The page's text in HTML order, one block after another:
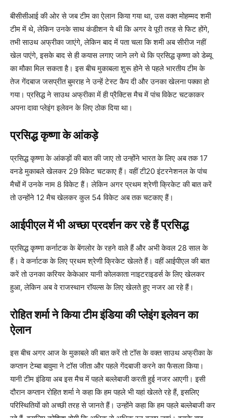
बीसीसीआई की ओर से जब टीम का ऐलान किया गया था, उस वक्त मोहम्मद शमी
टीम में थे, लेकिन उनके साथ कंडीशन ये थी कि अगर वे पूरी तरह से फिट होंगे,
तभी साउथ अफ्रीका जाएंगे, लेकिन बाद में पता चला कि शमी अब सीरीज नहीं
खेल पाएंगे, इसके बाद से ही कयास लगाए जाने लगे थे कि प्रसिद्ध कृष्णा को डेब्यू
का मौका मिल सकता है। इस बीच मुकाबला शुरू होने से पहले भारतीय टीम के
तेज गेंदबाज जसप्रीत बुमराह ने उन्हें टेस्ट कैप दी और उनका खेलना पक्का हो
गया। प्रसिद्ध ने साउथ अफ्रीका में ही प्रैक्टिस मैच में पांच विकेट चटकाकर
अपना दावा प्लेइंग इलेवन के लिए ठोक दिया था।
प्रसिद्ध कृष्णा के आंकड़े
प्रसिद्ध कृष्णा के आंकड़ों की बात की जाए तो उन्होंने भारत के लिए अब तक 17
वनडे मुकाबले खेलकर 29 विकेट चटकाए हैं। वहीं टी20 इंटरनेशनल के पांच
मैचों में उनके नाम 8 विकेट हैं। लेकिन अगर प्रथम श्रेणी क्रिकेट की बात करें
तो उन्होंने 12 मैच खेलकर कुल 54 विकेट अब तक चटकाए हैं।
आईपीएल में भी अच्छा प्रदर्शन कर रहे हैं प्रसिद्ध
प्रसिद्ध कृष्णा कर्नाटक के बेंगलोर के रहने वाले हैं और अभी केवल 28 साल के
हैं। वे कर्नाटक के लिए प्रथम श्रेणी क्रिकेट खेलते हैं। वहीं आईपीएल की बात
करें तो उनका करियर केकेआर यानी कोलकाता नाइटराइडर्स के लिए खेलकर
हुआ, लेकिन अब वे राजस्थान रॉयल्स के लिए खेलते हुए नजर आ रहे हैं।
रोहित शर्मा ने किया टीम इंडिया की प्लेइंग इलेवन का
ऐलान
इस बीच अगर आज के मुकाबले की बात करें तो टॉस के वक्त साउथ अफ्रीका के
कप्तान टेम्बा बावुमा ने टॉस जीता और पहले गेंदबाजी करने का फैसला किया।
यानी टीम इंडिया अब इस मैच में पहले बल्लेबाजी करती हुई नजर आएगी। इसी
दौरान कप्तान रोहित शर्मा ने कहा कि हम पहले भी यहां खेलते रहे हैं, इसलिए
परिस्थितियों को अच्छी तरह से जानते हैं। उन्होंने कहा कि हम पहले बल्लेबाजी कर